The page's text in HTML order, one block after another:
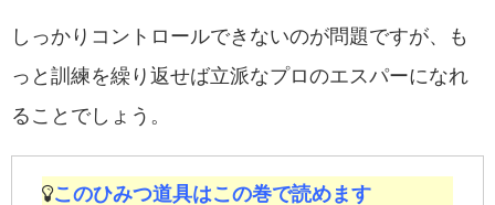
しっかりコントロールできないのが問題ですが、も
っと訓練を繰り返せば立派なプロのエスパーになれ
ることでしょう。
このひみつ道具はこの巻で読めます